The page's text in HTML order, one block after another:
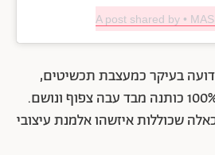
A post shared by •
בעיקר כמעצבת תכשיטים,
מציעה מסכות עשויות 100% כותנה מבד עבה צפוף ונושם.
שכוללות איזשהו אלמנת עיצובי